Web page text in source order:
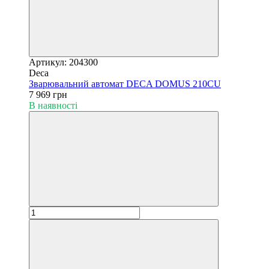
Артикул: 204300
Deca
Зварювальний автомат DECA DOMUS 210CU
7 969 грн
В наявності